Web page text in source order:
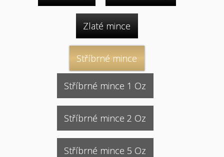
Zlaté mince
Stříbrné mince
Stříbrné mince 1 Oz
Stříbrné mince 2 Oz
Stříbrné mince 5 Oz